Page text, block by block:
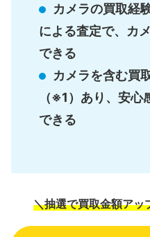
カメラの買取経
による査定で、カ
できる
カメラを含む買
（※1）あり、安
できる
＼抽選で買取金額アッ